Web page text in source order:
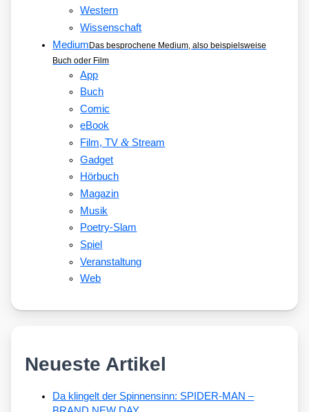
Western
Wissenschaft
MediumDas besprochene Medium, also beispielsweise
Buch oder Film
App
Buch
Comic
eBook
Film, TV&Stream
Gadget
Hörbuch
Magazin
Musik
Poetry-Slam
Spiel
Veranstaltung
Web
Neueste Artikel
Da klingelt der Spinnensinn: SPIDER-MAN –